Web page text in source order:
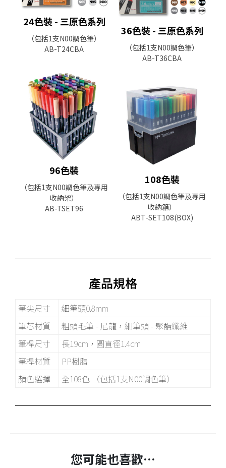
24色裝 - 三原色系列
（包括1支N00調色筆）
AB-T24CBA
36色裝 - 三原色系列
（包括1支N00調色筆）
AB-T36CBA
96色裝
（包括1支N00調色筆及專用
收納架）
AB-TSET96
108色裝
（包括1支N00調色筆及專用
收納箱）
ABT-SET108(BOX)
產品規格
筆尖尺寸
細筆頭0.8mm
筆芯材質
粗頭毛筆 - 尼龍，細筆頭 - 聚酯纖維
筆桿尺寸
長19cm，圓直徑1.4cm
筆桿材質
PP樹脂
顏色選擇
全108色 （包括1支N00調色筆）
您可能也喜歡…